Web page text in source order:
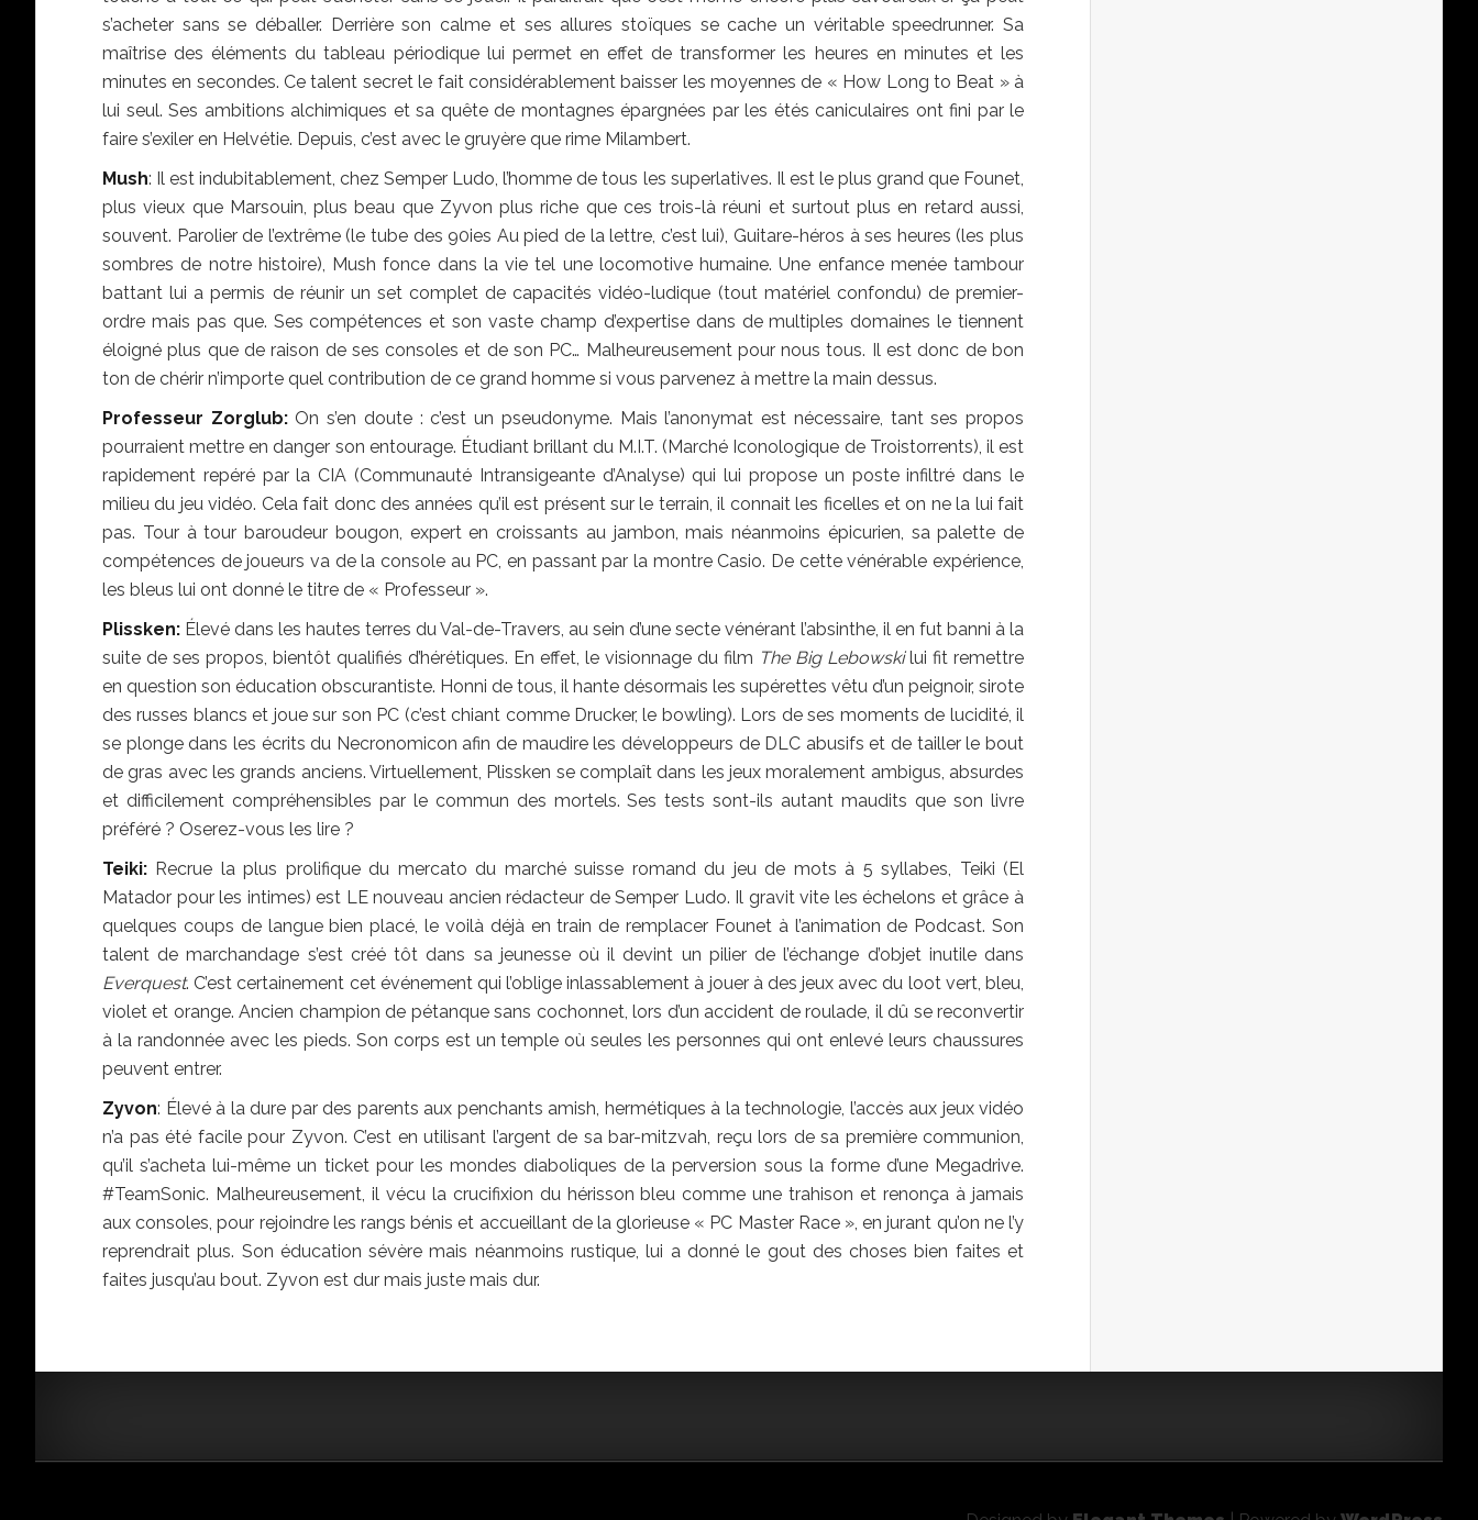
s’acheter sans se déballer. Derrière son calme et ses allures stoïques se cache un véritable speedrunner. Sa
maîtrise des éléments du tableau périodique lui permet en effet de transformer les heures en minutes et les
minutes en secondes. Ce talent secret le fait considérablement baisser les moyennes de « How Long to Beat » à
lui seul. Ses ambitions alchimiques et sa quête de montagnes épargnées par les étés caniculaires ont fini par le
faire s’exiler en Helvétie. Depuis, c’est avec le gruyère que rime Milambert.
Mush: Il est indubitablement, chez Semper Ludo, l’homme de tous les superlatives. Il est le plus grand que Founet,
plus vieux que Marsouin, plus beau que Zyvon plus riche que ces trois-là réuni et surtout plus en retard aussi,
souvent. Parolier de l’extrême (le tube des 90ies Au pied de la lettre, c’est lui), Guitare-héros à ses heures (les plus
sombres de notre histoire), Mush fonce dans la vie tel une locomotive humaine. Une enfance menée tambour
battant lui a permis de réunir un set complet de capacités vidéo-ludique (tout matériel confondu) de premier-
ordre mais pas que. Ses compétences et son vaste champ d’expertise dans de multiples domaines le tiennent
éloigné plus que de raison de ses consoles et de son PC… Malheureusement pour nous tous. Il est donc de bon
ton de chérir n’importe quel contribution de ce grand homme si vous parvenez à mettre la main dessus.
Professeur Zorglub: On s’en doute : c’est un pseudonyme. Mais l’anonymat est nécessaire, tant ses propos
pourraient mettre en danger son entourage. Étudiant brillant du M.I.T. (Marché Iconologique de Troistorrents), il est
rapidement repéré par la CIA (Communauté Intransigeante d’Analyse) qui lui propose un poste infiltré dans le
milieu du jeu vidéo. Cela fait donc des années qu’il est présent sur le terrain, il connait les ficelles et on ne la lui fait
pas. Tour à tour baroudeur bougon, expert en croissants au jambon, mais néanmoins épicurien, sa palette de
compétences de joueurs va de la console au PC, en passant par la montre Casio. De cette vénérable expérience,
les bleus lui ont donné le titre de « Professeur ».
Plissken: Élevé dans les hautes terres du Val-de-Travers, au sein d’une secte vénérant l’absinthe, il en fut banni à la
suite de ses propos, bientôt qualifiés d’hérétiques. En effet, le visionnage du film The Big Lebowskilui fit remettre
en question son éducation obscurantiste. Honni de tous, il hante désormais les supérettes vêtu d’un peignoir, sirote
des russes blancs et joue sur son PC (c’est chiant comme Drucker, le bowling). Lors de ses moments de lucidité, il
se plonge dans les écrits du Necronomicon afin de maudire les développeurs de DLC abusifs et de tailler le bout
de gras avec les grands anciens. Virtuellement, Plissken se complaît dans les jeux moralement ambigus, absurdes
et difficilement compréhensibles par le commun des mortels. Ses tests sont-ils autant maudits que son livre
préféré ? Oserez-vous les lire ?
Teiki: Recrue la plus prolifique du mercato du marché suisse romand du jeu de mots à 5 syllabes, Teiki (El
Matador pour les intimes) est LE nouveau ancien rédacteur de Semper Ludo. Il gravit vite les échelons et grâce à
quelques coups de langue bien placé, le voilà déjà en train de remplacer Founet à l’animation de Podcast. Son
talent de marchandage s’est créé tôt dans sa jeunesse où il devint un pilier de l’échange d’objet inutile dans
Everquest. C’est certainement cet événement qui l’oblige inlassablement à jouer à des jeux avec du loot vert, bleu,
violet et orange. Ancien champion de pétanque sans cochonnet, lors d’un accident de roulade, il dû se reconvertir
à la randonnée avec les pieds. Son corps est un temple où seules les personnes qui ont enlevé leurs chaussures
peuvent entrer.
Zyvon: Élevé à la dure par des parents aux penchants amish, hermétiques à la technologie, l’accès aux jeux vidéo
n’a pas été facile pour Zyvon. C’est en utilisant l’argent de sa bar-mitzvah, reçu lors de sa première communion,
qu’il s’acheta lui-même un ticket pour les mondes diaboliques de la perversion sous la forme d’une Megadrive.
#TeamSonic. Malheureusement, il vécu la crucifixion du hérisson bleu comme une trahison et renonça à jamais
aux consoles, pour rejoindre les rangs bénis et accueillant de la glorieuse « PC Master Race », en jurant qu’on ne l’y
reprendrait plus. Son éducation sévère mais néanmoins rustique, lui a donné le gout des choses bien faites et
faites jusqu’au bout. Zyvon est dur mais juste mais dur.